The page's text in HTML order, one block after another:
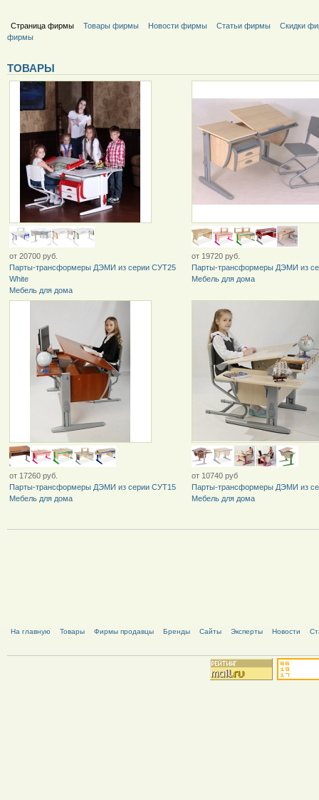
Страница фирмы Товары фирмы Новости фирмы Статьи фирмы
Скидки
фирмы
ТОВАРЫ
от 20700 руб.
Парты-трансформеры ДЭМИ из серии СУТ25
White
Мебель для дома
от 19720 руб.
Парты-трансформеры ДЭМИ из
Мебель для дома
от 17260 руб.
Парты-трансформеры ДЭМИ из серии СУТ15
Мебель для дома
от 10740 руб
Парты-трансформеры ДЭМИ из
Мебель для дома
На главную Товары Фирмы продавцы Бренды Сайты Эксперты Новости